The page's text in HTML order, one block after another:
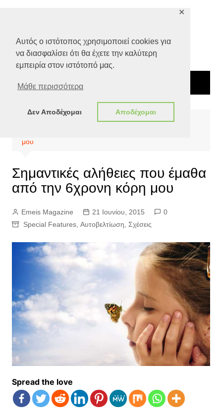
Αυτός ο ιστότοπος χρησιμοποιεί cookies για
να διασφαλίσει ότι θα έχετε την καλύτερη
εμπειρία στον ιστότοπό μας.
Μάθε περισσότερα
Δεν Αποδέχομαι Αποδέχομαι
✕
Special Features
μου
Σημαντικές αλήθειες που έμαθα
από την 6χρονη κόρη μου
Emeis Magazine 21 Ιουνίου, 2015
0
Special Features, Αυτοβελτίωση Σχέσεις
Spread the love